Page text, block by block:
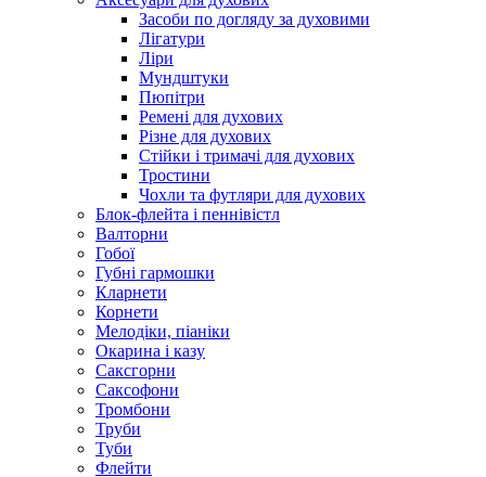
Засоби по догляду за духовими
Лігатури
Ліри
Мундштуки
Пюпітри
Ремені для духових
Різне для духових
Стійки і тримачі для духових
Тростини
Чохли та футляри для духових
Блок-флейта і пеннівістл
Валторни
Гобої
Губні гармошки
Кларнети
Корнети
Мелодіки, піаніки
Окарина і казу
Саксгорни
Саксофони
Тромбони
Труби
Туби
Флейти